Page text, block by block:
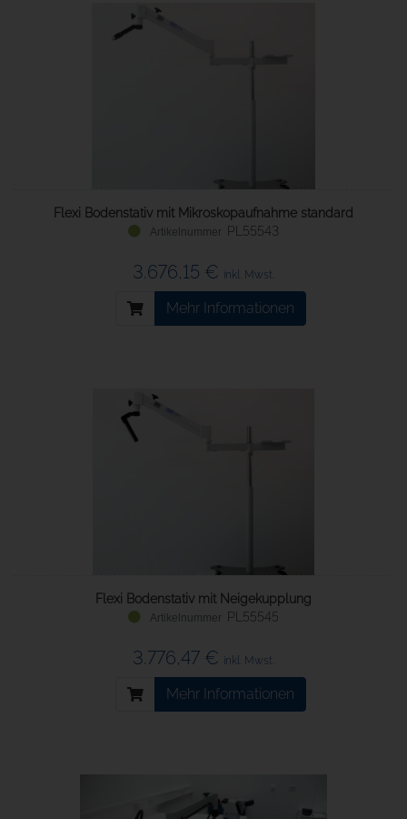
Flexi Bodenstativ mit Mikroskopaufnahme standard
PL55543
3.676,15 € inkl. Mwst.
Mehr Informationen
Flexi Bodenstativ mit Neigekupplung
PL55545
3.776,47 € inkl. Mwst.
Mehr Informationen